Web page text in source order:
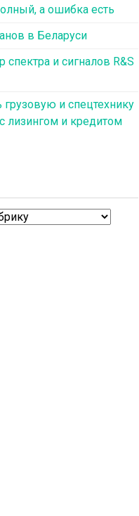
а ошибка есть
в Беларуси
спектра и сигналов R&S
грузовую и спецтехнику
лизингом и кредитом